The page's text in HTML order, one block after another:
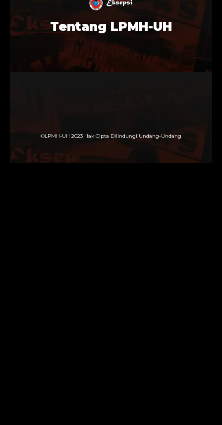
Tentang LPMH-UH
©LPMH-UH 2023 Hak Cipta Dilindungi Undang-Undang